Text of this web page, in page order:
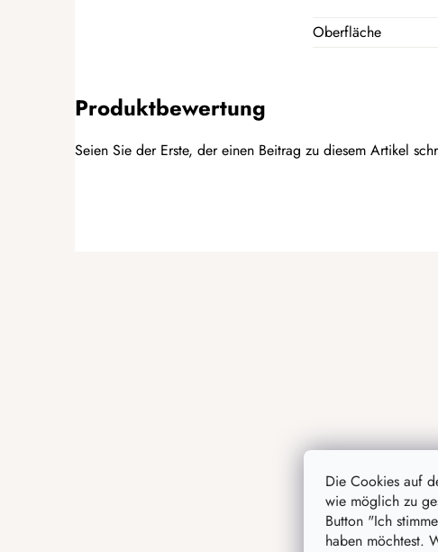
Die Cookies auf
wie möglich zu
Button "Ich
haben möchtest.
Oberfläche
Produktbewertung
Seien Sie der Erste, der einen Beitrag zu diesem Artikel